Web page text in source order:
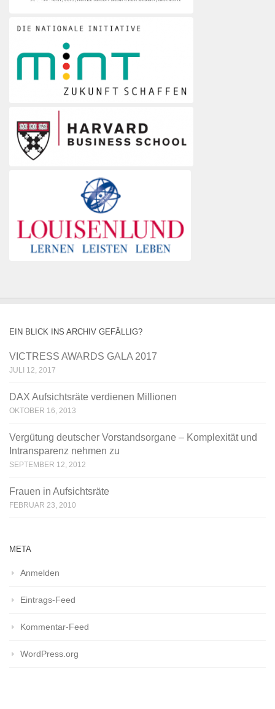
EIN BLICK INS ARCHIV GEFÄLLIG?
VICTRESS AWARDS GALA 2017
JULI 12, 2017
DAX Aufsichtsräte verdienen Millionen
OKTOBER 16, 2013
Vergütung deutscher Vorstandsorgane – Komplexität und
Intransparenz nehmen zu
SEPTEMBER 12, 2012
Frauen in Aufsichtsräte
FEBRUAR 23, 2010
META
Anmelden
Eintrags-Feed
Kommentar-Feed
WordPress.org